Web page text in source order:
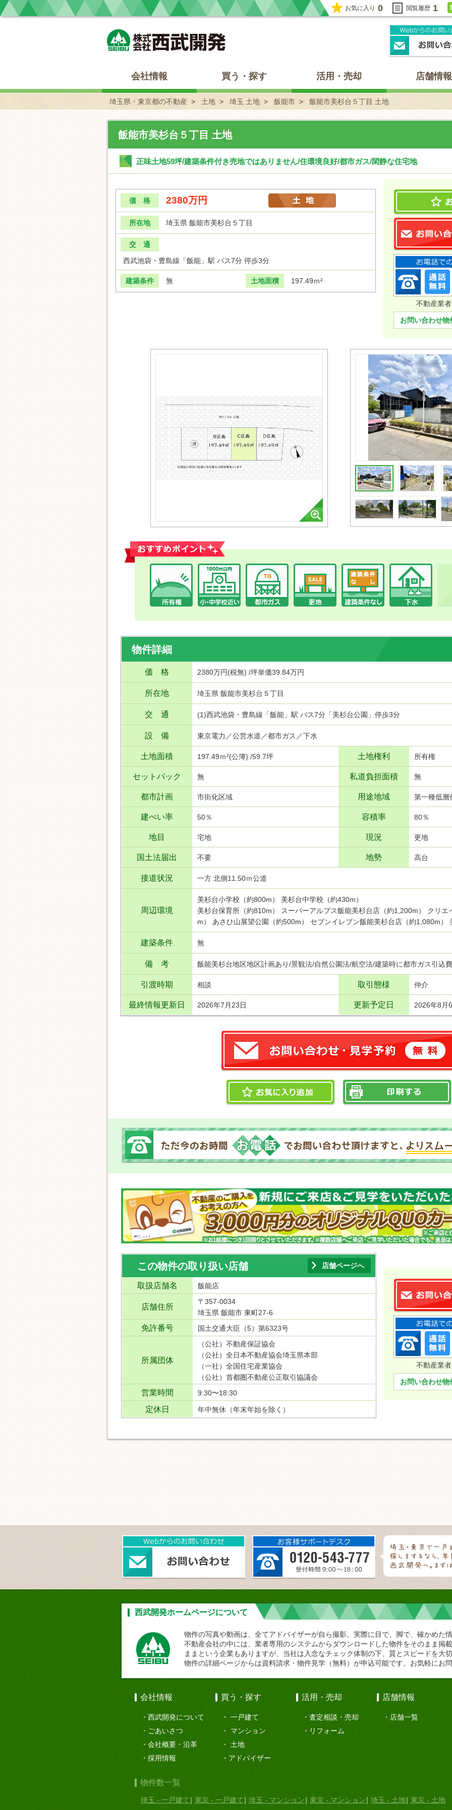
お気に入り 0 閲覧履歴 1
会社情報 買う・探す 活用・売却 店舗情報
埼玉県・東京都の不動産 土地 埼玉 土地 飯能市 飯能市美杉台５丁目 土地
飯能市美杉台５丁目 土地
正味土地59坪/建築条件付き売地ではありません/住環境良好/都市ガス/閑静な住宅地
価 格 2380万円
所在地 埼玉県 飯能市美杉台５丁目
交 通
西武池袋・豊島線「飯能」駅 バス7分 停歩3分
建築条件 無 土地面積 197.49ｍ²
不動産業
お問い合わせ物
おすすめポイント
物件詳細
価 格 2380万円(税無) /坪単価39.84万円
所在地 埼玉県 飯能市美杉台５丁目
交 通 (1)西武池袋・豊島線「飯能」駅 バス7分「美杉台公園」停歩3分
設 備 東京電力／公営水道／都市ガス／下水
土地面積 197.49ｍ²(公簿) /59.7坪 土地権利 所有権
セットバック 無 私道負担面積 無
都市計画 市街化区域 用途地域 第一種低層
建ぺい率 50％ 容積率 80％
地目 宅地 現況 更地
国土法届出 不要 地勢 高台
接道状況 一方 北側11.50ｍ公道
周辺環境
美杉台小学校（約800m） 美杉台中学校（約430m）
美杉台保育所（約810m） スーパーアルプス飯能美杉台店（約1,200m） クリ
m） あさひ山展望公園（約500m） セブンイレブン飯能美杉台店（約1,080m）
建築条件 無
備 考 飯能美杉台地区地区計画あり/景観法/自然公園法/航空法/建築時に都市ガス引込
引渡時期 相談 取引態様 仲介
最終情報更新日 2026年7月23日 更新予定日 2026年8月
この物件の取り扱い店舗 店舗ページへ
取扱店舗名 飯能店
店舗住所
〒357-0034
埼玉県 飯能市 東町27-6
免許番号 国土交通大臣（5）第6323号
所属団体
（公社）不動産保証協会
（公社）全日本不動産協会埼玉県本部
（一社）全国住宅産業協会
（公社）首都圏不動産公正取引協議会
営業時間 9:30〜18:30
定休日 年中無休（年末年始を除く）
不動産業
お問い合わせ物
西武開発ホームページについて
物件の写真や動画は、全てアドバイザーが自ら撮影。実際に目で、脚で、確かめた
不動産会社の中には、業者専用のシステムからダウンロードした物件をそのまま掲
ままという企業もありますが、当社は入念なチェック体制の下、質とスピードを大
物件の詳細ページからは資料請求・物件見学（無料）が申込可能です。お気軽にお
会社情報
西武開発について
ごあいさつ
会社概要・沿革
採用情報
買う・探す
一戸建て
マンション
土地
アドバイザー
活用・売却
査定相談・売却
リフォーム
店舗情報
店舗一覧
物件数一覧
埼玉 - 一戸建て 東京 - 一戸建て 埼玉 - マンション 東京 - マンション 埼玉 - 土地 東京 - 土地